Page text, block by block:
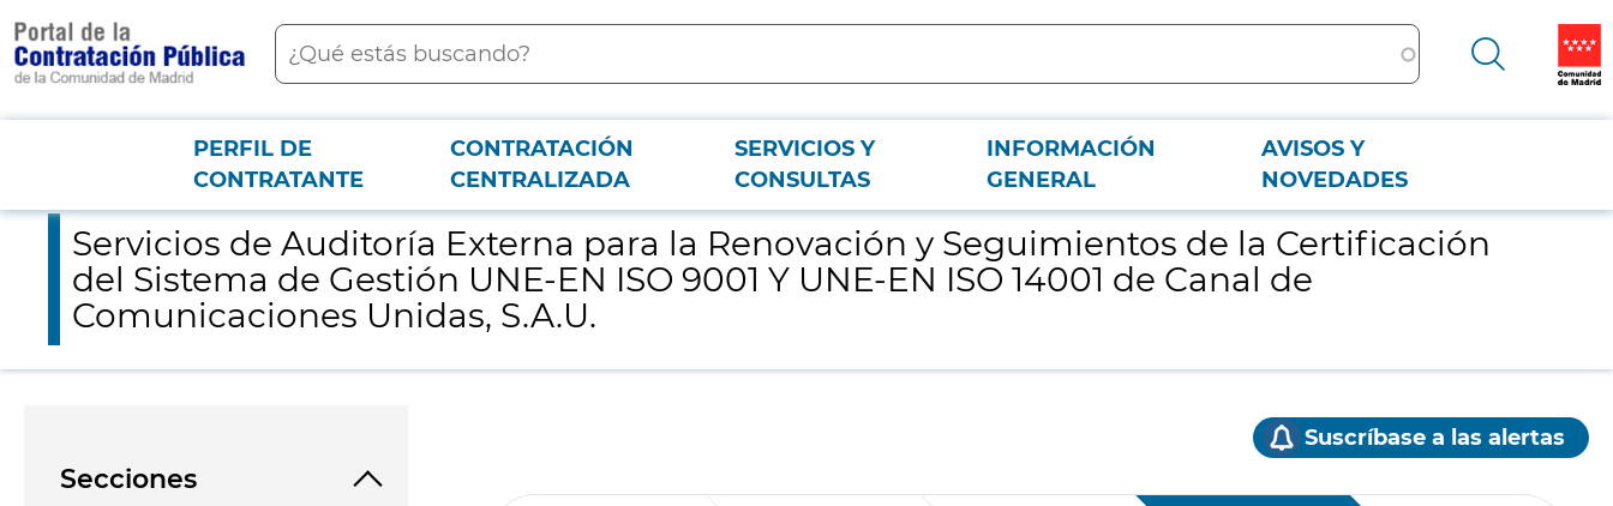
contenido
principal
Buscar
Menú PCON
PERFIL DE
CONTRATANTE
CONTRATACIÓN
CENTRALIZADA
SERVICIOS Y
CONSULTAS
INFORMACIÓN
GENERAL
AVISOS Y
NOVEDADES
Servicios de Auditoría Externa para la Renovación y Seguimientos de la Certificación del Sistema de Gestión UNE-EN ISO 9001 Y UNE-EN ISO 14001 de Canal de Comunicaciones Unidas, S.A.U.
Servicios de Auditoría Externa para la Renovación y Seguimientos de la Certificación
del Sistema de Gestión UNE-EN ISO 9001 Y UNE-EN ISO 14001 de Canal de
Comunicaciones Unidas, S.A.U.
Secciones
Suscríbase a las alertas